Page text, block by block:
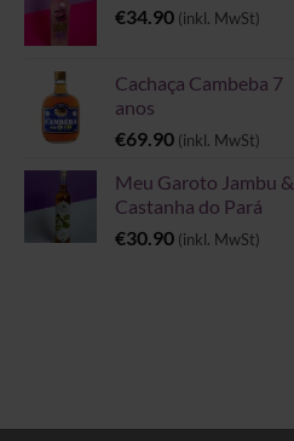
€34.90 (inkl. MwSt)
Cachaça Cambeba 7
anos
€69.90 (inkl. MwSt)
Meu Garoto Jambu &
Castanha do Pará
€30.90 (inkl. MwSt)